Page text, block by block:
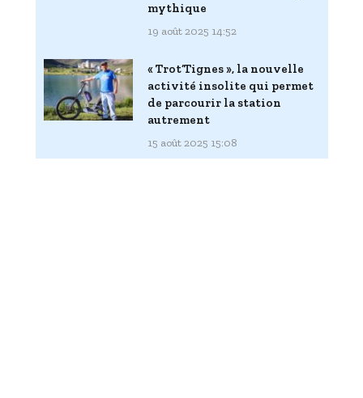
mythique
19 août 2025 14:52
« Trot’Tignes », la nouvelle
activité insolite qui permet
de parcourir la station
autrement
15 août 2025 15:08